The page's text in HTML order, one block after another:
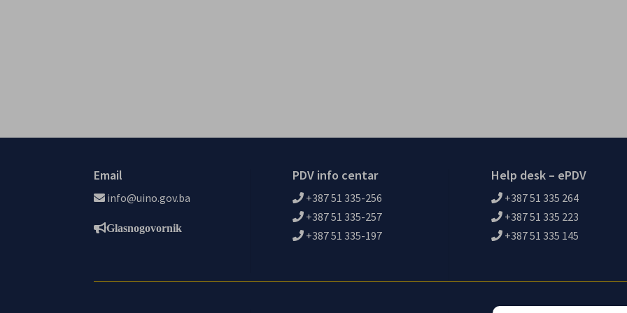
Email
info@uino.gov.ba
Glasnogovornik
PDV info centar
+387 51 335-256
+387 51 335-257
+387 51 335-197
Help desk – ePDV
+387 51 335 264
+387 51 335 223
+387 51 335 145